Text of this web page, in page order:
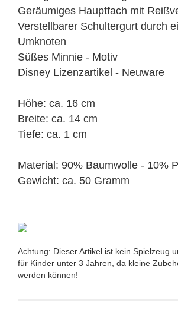
Geräumiges Hauptfach mit
Verstellbarer Schultergurt durch
Umknoten
Süßes Minnie - Motiv
Disney Lizenzartikel - Neuware
Höhe: ca. 16 cm
Breite: ca. 14 cm
Tiefe: ca. 1 cm
Material: 90% Baumwolle - 10%
Gewicht: ca. 50 Gramm
Achtung: Dieser Artikel ist kein Spielzeug
für Kinder unter 3 Jahren, da kleine
werden können!